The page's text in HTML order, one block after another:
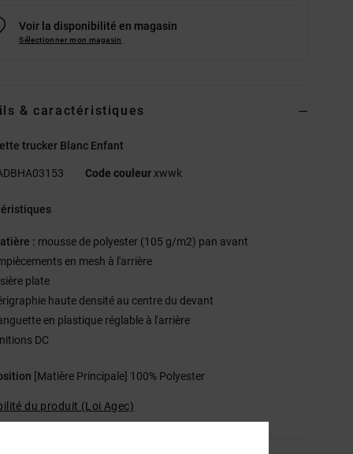
Voir la disponibilité en magasin
Sélectionner mon magasin
& caractéristiques
trucker Blanc Enfant
Code couleur xwwk
: mousse de polyester (105 g/m2) pan avant
en mesh à l'arrière
plate
haute densité au centre du devant
en plastique réglable à l'arrière
DC
[Matière Principale] 100% Polyester
du produit (Loi Agec)